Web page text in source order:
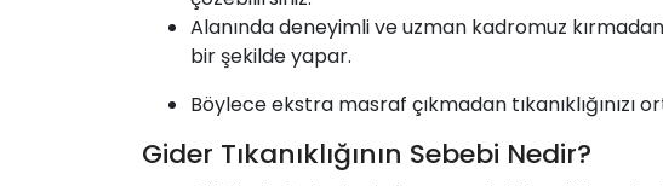
Alanında deneyimli ve uzman kadromuz
bir şekilde yapar.
Böylece ekstra masraf çıkmadan tıkanıklığınızı
Gider Tıkanıklığının Sebebi Nedir?